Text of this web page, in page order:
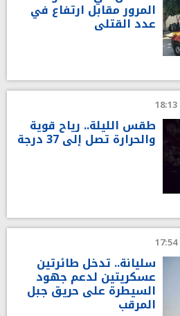
المرور مقابل ارتفاع في
عدد القتلى
طقس الليلة.. رياح قوية
والحرارة تصل إلى 37 درجة
سليانة.. تدخل طائرتين
عسكريتين لدعم جهود
السيطرة على حريق جبل
المرقب